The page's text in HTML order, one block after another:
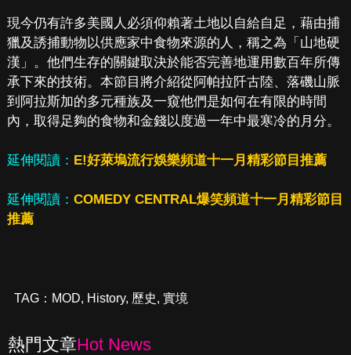
現今仍有許多美國人必須仰賴著土地以自給自足，藉由捕
獵及誘捕動物以供應家中食物來源的人，稱之為「山地硬
漢」。他們生存的關鍵取決於能否完善地運用數百年所傳
承下來的技術。本節目將介紹從阿帕拉阡古陸、落磯山脈
到阿拉斯加的多元種族及一窺他們是如何在有限的時間
內，取得足夠的食物和金錢以度過一年中最寒冷的月分。
延伸閱讀： E!好萊塢流行娛樂頻道十一月精彩節目推薦
延伸閱讀： COMEDY CENTRAL爆笑頻道十一月精彩節目
推薦
TAG： MOD, History, 歷史, 實境
熱門文章Hot News